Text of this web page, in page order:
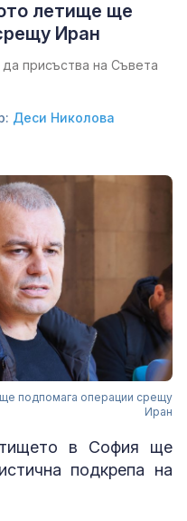
летище ще
Иран
присъства на Съвета
Деси Николова
подпомага операции срещу
Иран
в София ще
подкрепа на